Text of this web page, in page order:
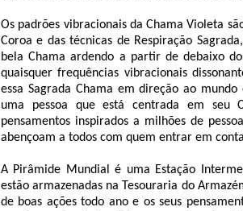
Os padrões vibracionais da Chama Violeta
Coroa e das técnicas de Respiração
bela Chama ardendo a partir de debaixo
quaisquer frequências vibracionais
essa Sagrada Chama em direção ao
uma pessoa que está centrada em seu
pensamentos inspirados a milhões de
abençoam a todos com quem entrar em
A Pirâmide Mundial é uma Estação
estão armazenadas na Tesouraria do
de boas ações todo ano e os seus